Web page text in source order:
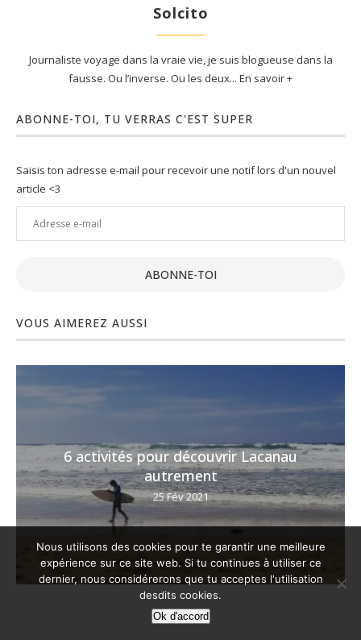
Solcito
Journaliste voyage dans la vraie vie, je suis blogueuse dans la
fausse. Ou l’inverse. Ou les deux... En savoir +
ABONNE-TOI, TU VERRAS C'EST SUPER
Saisis ton adresse e-mail pour recevoir une notif lors d'un nouvel
article <3
Adresse
e-
ABONNE-TOI
VOUS AIMEREZ AUSSI
6 activités pour découvrir Lacanau
autrement
25 Fév 2021
Nous utilisons des cookies pour te garantir une meilleure
expérience sur ce site web. Si tu continues à utiliser ce
dernier, nous considérerons que tu acceptes l'utilisation
desdits cookies.
Ok d'accord